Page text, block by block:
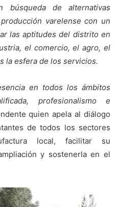
búsqueda de alternativas
varelense con un
las aptitudes del distrito en
el comercio, el agro, el
la esfera de los servicios.
en todos los ámbitos
profesionalismo e
quien apela al diálogo
de todos los sectores
local, facilitar su
y sostenerla en el